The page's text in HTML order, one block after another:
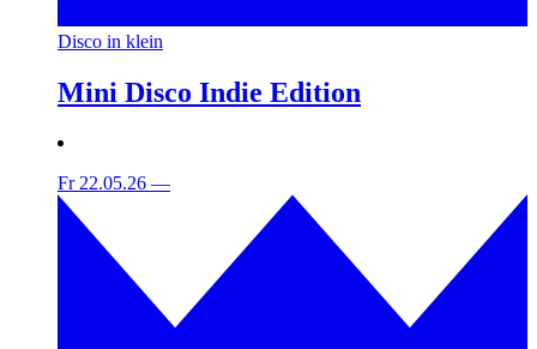
Disco in klein
Mini Disco Indie Edition
Fr 22.05.26 —